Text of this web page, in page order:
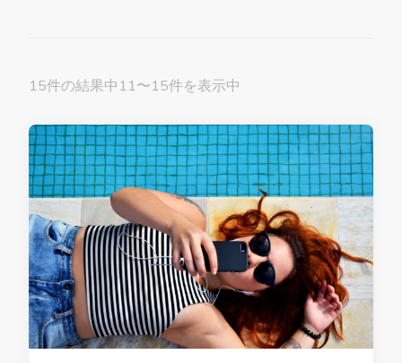
15件の結果中11〜15件を表示中